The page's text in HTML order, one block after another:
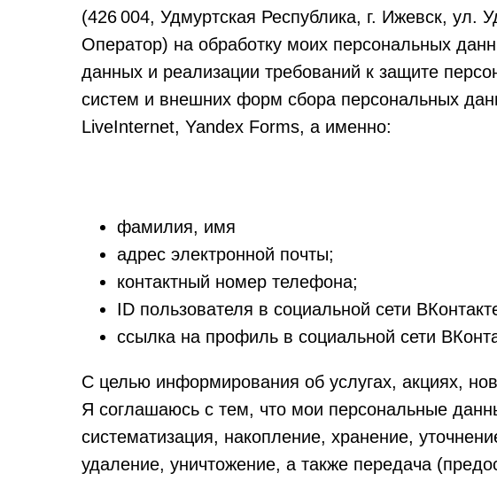
(426 004, Удмуртская Республика, г. Ижевск,
Оператор) на обработку моих персональных
данных и реализации требований к защите
систем и внешних форм сбора персональных
LiveInternet, Yandex Forms, а именно:
фамилия, имя
адрес электронной почты;
контактный номер телефона;
ID пользователя в социальной сети
ссылка на профиль в социальной сети
С целью информирования об услугах, акциях,
Я соглашаюсь с тем, что мои персональные
систематизация, накопление, хранение,
удаление, уничтожение, а также передача